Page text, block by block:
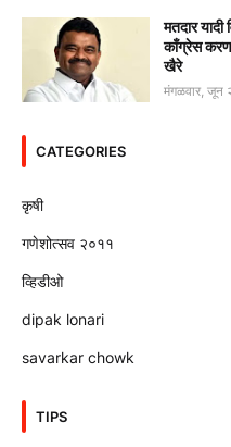
मतदार यादी
काँग्रेस
खैरे
मंगळवार, जून
CATEGORIES
कृषी
गणेशोत्सव २०११
व्हिडीओ
dipak lonari
savarkar chowk
TIPS